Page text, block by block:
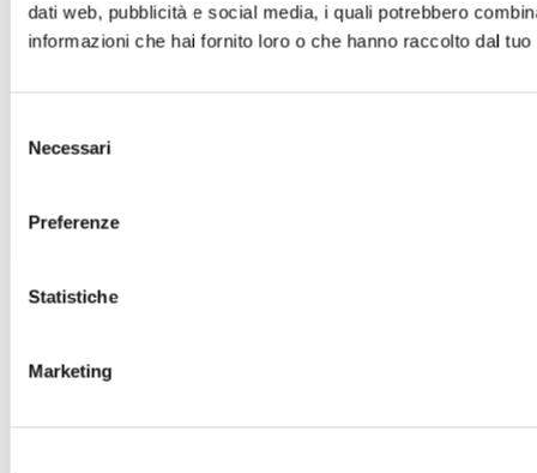
dati web, pubblicità e social media, i quali potrebbero
informazioni che hai fornito loro o che hanno raccolto dal
delNecessari
Preferenze
Statistiche
Marketing